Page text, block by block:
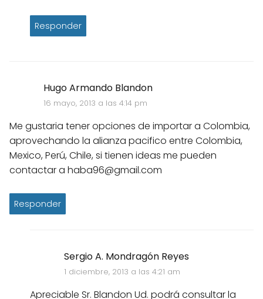
Responder
Hugo Armando Blandon
16 mayo, 2013 a las 4:14 pm
Me gustaria tener opciones de importar a Colombia,
aprovechando la alianza pacifico entre Colombia,
Mexico, Perú, Chile, si tienen ideas me pueden
contactar a haba96@gmail.com
Responder
Sergio A. Mondragón Reyes
1 diciembre, 2013 a las 4:21 am
Apreciable Sr. Blandon Ud. podrá consultar la